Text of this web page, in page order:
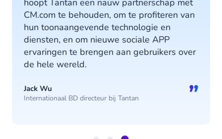
hoopt Tantan een nauw partnerschap met
CM.com te behouden, om te profiteren van
hun toonaangevende technologie en
diensten, en om nieuwe sociale APP
ervaringen te brengen aan gebruikers over
de hele wereld.
Jack Wu
Internationaal BD directeur bij Tantan ”